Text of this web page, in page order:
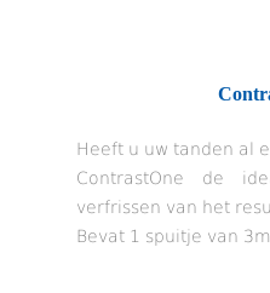
Heeft u uw tanden al
ContrastOne de
verfrissen van het
Bevat 1 spuitje van